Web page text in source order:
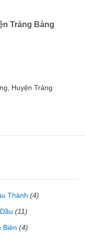
Trảng Bàng
Huyện Trảng
Thành (4)
(11)
Biên (4)